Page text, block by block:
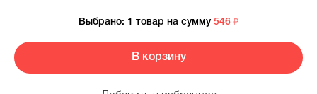
Выбрано: 1 товар на сумму 546
В корзину